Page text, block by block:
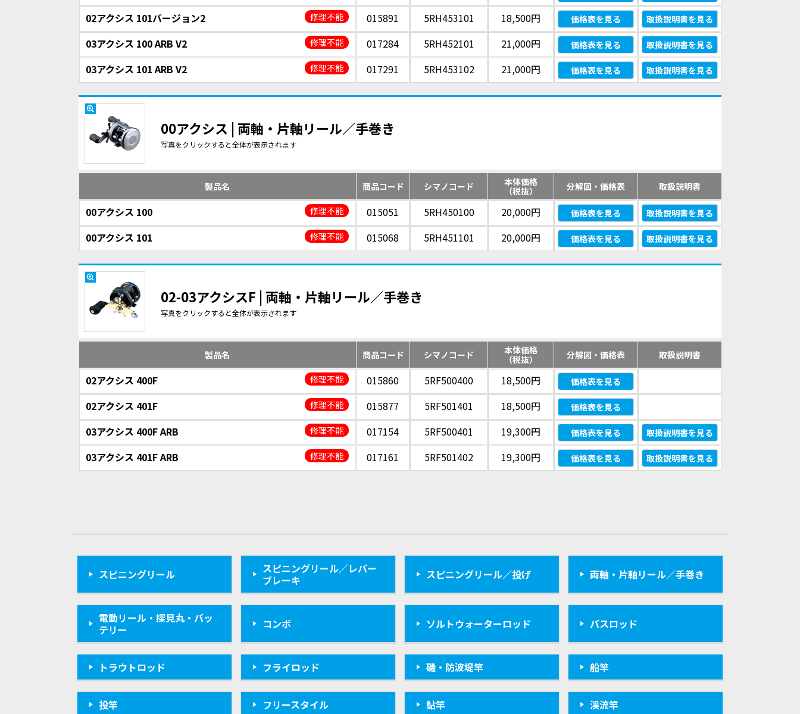
02アクシス 101バージョン2 修理不能 015891 5RH453101 18,500円 価格表を見る 取扱説明書を見る
03アクシス 100 ARB V2 修理不能 017284 5RH452101 21,000円 価格表を見る 取扱説明書を見る
03アクシス 101 ARB V2 修理不能 017291 5RH453102 21,000円 価格表を見る 取扱説明書を見る
00アクシス | 両軸・片軸リール／手巻き
写真をクリックすると全体が表示されます
製品名 商品コード シマノコード
本体価格
（税抜）
分解図・価格表 取扱説明書
00アクシス 100 修理不能 015051 5RH450100 20,000円 価格表を見る 取扱説明書を見る
00アクシス 101 修理不能 015068 5RH451101 20,000円 価格表を見る 取扱説明書を見る
02-03アクシスF | 両軸・片軸リール／手巻き
写真をクリックすると全体が表示されます
製品名 商品コード シマノコード
本体価格
（税抜）
分解図・価格表 取扱説明書
02アクシス 400F 修理不能 015860 5RF500400 18,500円 価格表を見る
02アクシス 401F 修理不能 015877 5RF501401 18,500円 価格表を見る
03アクシス 400F ARB 修理不能 017154 5RF500401 19,300円 価格表を見る 取扱説明書を見る
03アクシス 401F ARB 修理不能 017161 5RF501402 19,300円 価格表を見る 取扱説明書を見る
スピニングリール
スピニングリール／レバー
ブレーキ
スピニングリール／投げ 両軸・片軸リール／手巻き
電動リール・探見丸・バッ
テリー
コンボ ソルトウォーターロッド バスロッド
トラウトロッド フライロッド 磯・防波堤竿 船竿
投竿 フリースタイル 鮎竿 渓流竿